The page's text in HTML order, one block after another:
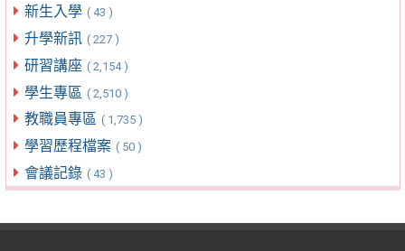
新生入學 ( 43 )
升學新訊 ( 227 )
研習講座 ( 2,154 )
學生專區 ( 2,510 )
教職員專區 ( 1,735 )
學習歷程檔案 ( 50 )
會議記錄 ( 43 )